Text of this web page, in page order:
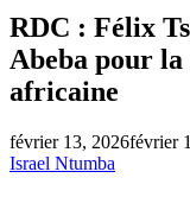
RDC : Félix
Abeba pour la
africaine
février 13, 2026février
Israel Ntumba